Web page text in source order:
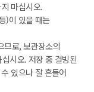
마십시오.
)이 있을 때는
로, 보관장소의
시오. 저장 중 결빙된
있으나 잘 흔들어